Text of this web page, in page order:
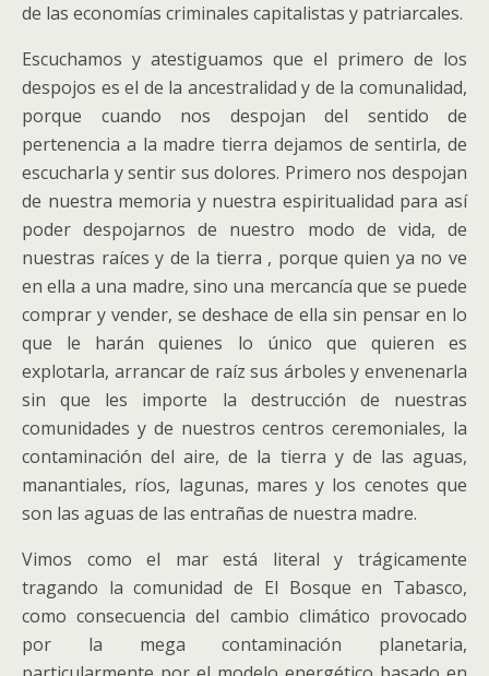
de las economías criminales capitalistas y patriarcales.
Escuchamos y atestiguamos que el primero de los
despojos es el de la ancestralidad y de la comunalidad,
porque cuando nos despojan del sentido de
pertenencia a la madre tierra dejamos de sentirla, de
escucharla y sentir sus dolores. Primero nos despojan
de nuestra memoria y nuestra espiritualidad para así
poder despojarnos de nuestro modo de vida, de
nuestras raíces y de la tierra , porque quien ya no ve
en ella a una madre, sino una mercancía que se puede
comprar y vender, se deshace de ella sin pensar en lo
que le harán quienes lo único que quieren es
explotarla, arrancar de raíz sus árboles y envenenarla
sin que les importe la destrucción de nuestras
comunidades y de nuestros centros ceremoniales, la
contaminación del aire, de la tierra y de las aguas,
manantiales, ríos, lagunas, mares y los cenotes que
son las aguas de las entrañas de nuestra madre.
Vimos como el mar está literal y trágicamente
tragando la comunidad de El Bosque en Tabasco,
como consecuencia del cambio climático provocado
por la mega contaminación planetaria,